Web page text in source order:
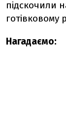
підскочили
готівковому
Нагадаємо: